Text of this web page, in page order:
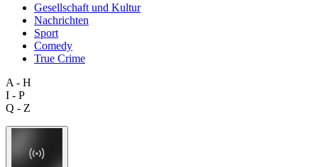
Gesellschaft und Kultur
Nachrichten
Sport
Comedy
True Crime
A - H
I - P
Q - Z